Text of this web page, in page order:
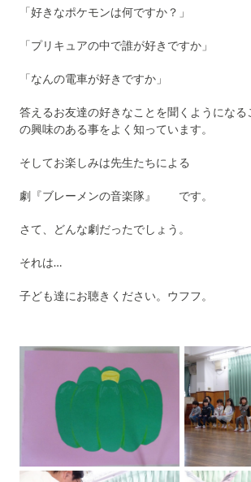
「好きなポケモンは何ですか？」
「プリキュアの中で誰が好きですか」
「なんの電車が好きですか」
答えるお友達の好きなことを聞くようになる
の興味のある事をよく知っています。
そしてお楽しみは先生たちによる
劇『ブレーメンの音楽隊』 です。
さて、どんな劇だったでしょう。
それは…
子ども達にお聴きください。ウフフ。